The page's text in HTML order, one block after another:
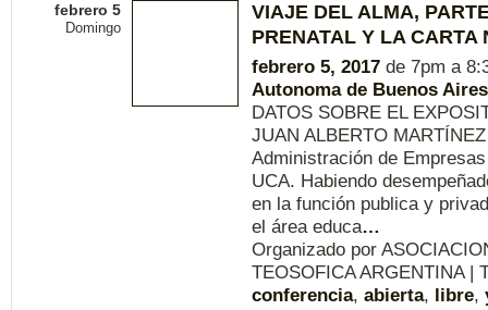
febrero 5
Domingo
VIAJE DEL ALMA,
PRENATAL Y LA CARTA
febrero 5, 2017 de 7pm a
Autonoma de Buenos Aires
DATOS SOBRE EL
JUAN ALBERTO
Administración de
UCA. Habiendo
en la función publica y
el área educa…
Organizado por
TEOSOFICA ARGENTINA |
conferencia, abierta, libre,